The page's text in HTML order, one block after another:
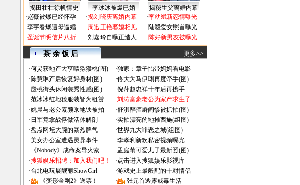
揭田壮壮徐帆情史 李冰冰被爆已婚
揭秘生父离婚内幕
·赵薇被爆已经怀孕
·李宇春爆遭母逼婚
·圣诞节明信片八折
·揭刘晓庆离婚内幕
·周迅王艳婆媳相见
·刘嘉玲自曝正造人
·李幼斌新恋情曝光
·陆毅爱女照首曝光
·陈好新男友被曝光
茶 余 饭 后 更多>>
·何炅获地产大亨喂猕猴桃(图) ·独家：章子怡带妈妈看电影
·陈慧琳产后恢复好身材(图) ·佟大为马伊琍再度牵手(图)
·殷桃街头休闲装秀性感(图) ·倪萍赵忠祥十年后再携手
·范冰冰红地毯服装皆为租赁 ·刘涛富豪老公为家产求生子
·姚晨与老公素颜乘地铁被拍 ·舒淇醉酒瞬间惨被抓拍(图)
· 日军竟拿战俘做活体解剖 ·实拍漂亮的地摊西施(组图)
·盘点网坛大腕的暴烈脾气 ·世界九大罪恶之城(组图)
·美女办公室遭遇灵异事件 ·李孝利新欢私密视频曝光
· 《Nobody》成命案导火索 ·孟庭苇可爱儿子最新照(图)
·搜狐娱乐招聘：加入我们吧！ ·点击进入搜狐娱乐影视库
·台北电玩展靓丽ShowGirl ·游戏史上最般配的十对情侣
·
《变形金刚2》送票！ ·
张元首透露戒毒生活